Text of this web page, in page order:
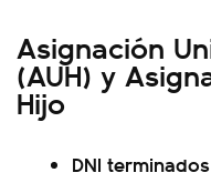
Asignación
(AUH) y
Hijo
DNI